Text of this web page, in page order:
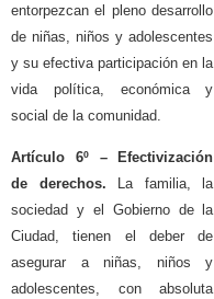
entorpezcan el pleno desarrollo
de niñas, niños y adolescentes
y su efectiva participación en la
vida política, económica y
social de la comunidad.
Artículo 6º –
Efectivización
de derechos. La familia, la
sociedad y el Gobierno de la
Ciudad, tienen el deber de
asegurar a niñas, niños y
adolescentes, con absoluta